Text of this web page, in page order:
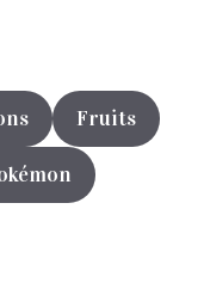
Fruits